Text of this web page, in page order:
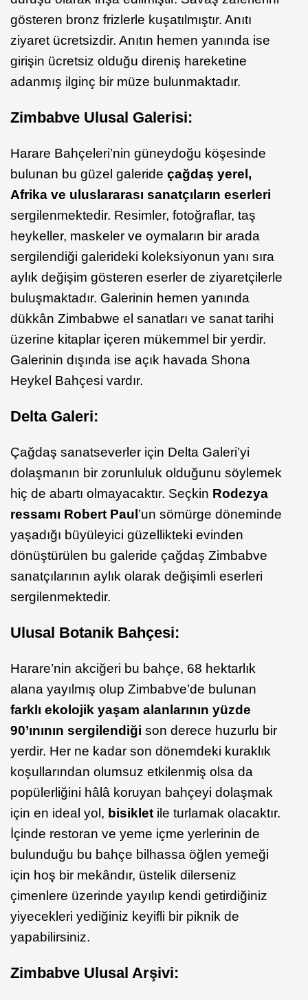
gösteren bronz frizlerle kuşatılmıştır. Anıtı
ziyaret ücretsizdir. Anıtın hemen yanında ise
girişin ücretsiz olduğu direniş hareketine
adanmış ilginç bir müze bulunmaktadır.
Zimbabve Ulusal Galerisi:
Harare Bahçeleri’nin güneydoğu köşesinde
bulunan bu güzel galeride çağdaş yerel,
Afrika ve uluslararası sanatçıların eserleri
sergilenmektedir. Resimler, fotoğraflar, taş
heykeller, maskeler ve oymaların bir arada
sergilendiği galerideki koleksiyonun yanı sıra
aylık değişim gösteren eserler de ziyaretçilerle
buluşmaktadır. Galerinin hemen yanında
dükkân Zimbabwe el sanatları ve sanat tarihi
üzerine kitaplar içeren mükemmel bir yerdir.
Galerinin dışında ise açık havada Shona
Heykel Bahçesi vardır.
Delta Galeri:
Çağdaş sanatseverler için Delta Galeri’yi
dolaşmanın bir zorunluluk olduğunu söylemek
hiç de abartı olmayacaktır. Seçkin Rodezya
ressamı Robert Paul’un sömürge döneminde
yaşadığı büyüleyici güzellikteki evinden
dönüştürülen bu galeride çağdaş Zimbabve
sanatçılarının aylık olarak değişimli eserleri
sergilenmektedir.
Ulusal Botanik Bahçesi:
Harare’nin akciğeri bu bahçe, 68 hektarlık
alana yayılmış olup Zimbabve’de bulunan
farklı ekolojik yaşam alanlarının yüzde
90’ınının sergilendiği son derece huzurlu bir
yerdir. Her ne kadar son dönemdeki kuraklık
koşullarından olumsuz etkilenmiş olsa da
popülerliğini hâlâ koruyan bahçeyi dolaşmak
için en ideal yol, bisiklet ile turlamak olacaktır.
İçinde restoran ve yeme içme yerlerinin de
bulunduğu bu bahçe bilhassa öğlen yemeği
için hoş bir mekândır, üstelik dilerseniz
çimenlere üzerinde yayılıp kendi getirdiğiniz
yiyecekleri yediğiniz keyifli bir piknik de
yapabilirsiniz.
Zimbabve Ulusal Arşivi: